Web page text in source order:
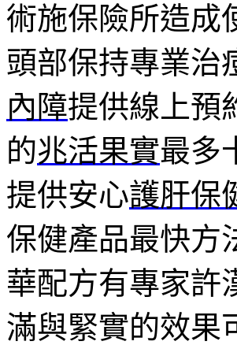
術施保險所造成
頭部保持專業治
內障提供線上預
的兆活果實最多
提供安心護肝保
保健產品最快方
華配方有專家許
滿與緊實的效果